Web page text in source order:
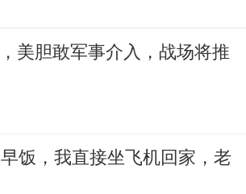
美胆敢军事介入，战场将推
饭，我直接坐飞机回家，老